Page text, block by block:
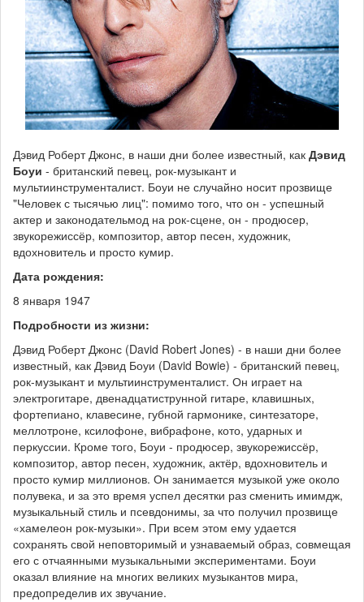
Дэвид Роберт Джонс, в наши дни более известный, как Дэвид
Боуи - британский певец, рок-музыкант и
мультиинструменталист. Боуи не случайно носит прозвище
"Человек с тысячью лиц": помимо того, что он - успешный
актер и законодательмод на рок-сцене, он - продюсер,
звукорежиссёр, композитор, автор песен, художник,
вдохновитель и просто кумир.
Дата рождения:
8 января 1947
Подробности из жизни:
Дэвид Роберт Джонс (David Robert Jones) - в наши дни более
известный, как Дэвид Боуи (David Bowie) - британский певец,
рок-музыкант и мультиинструменталист. Он играет на
электрогитаре, двенадцатиструнной гитаре, клавишных,
фортепиано, клавесине, губной гармонике, синтезаторе,
меллотроне, ксилофоне, вибрафоне, кото, ударных и
перкуссии. Кроме того, Боуи - продюсер, звукорежиссёр,
композитор, автор песен, художник, актёр, вдохновитель и
просто кумир миллионов. Он занимается музыкой уже около
полувека, и за это время успел десятки раз сменить имимдж,
музыкальный стиль и псевдонимы, за что получил прозвище
«хамелеон рок-музыки». При всем этом ему удается
сохранять свой неповторимый и узнаваемый образ, совмещая
его с отчаянными музыкальными экспериментами. Боуи
оказал влияние на многих великих музыкантов мира,
предопределив их звучание.